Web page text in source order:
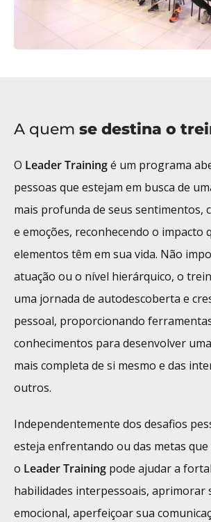
A quem se destina o
O Leader Trainingé um programa
pessoas que estejam em busca de
mais profunda de seus sentimentos,
e emoções, reconhecendo o impacto
elementos têm em sua vida. Não
atuação ou o nível hierárquico, o
uma jornada de autodescoberta e
pessoal, proporcionando
conhecimentos para desenvolver
mais completa de si mesmo e das
outros.
Independentemente dos desafios
esteja enfrentando ou das metas que
o Leader Training pode ajudar a
habilidades interpessoais, aprimorar
emocional, aperfeiçoar sua